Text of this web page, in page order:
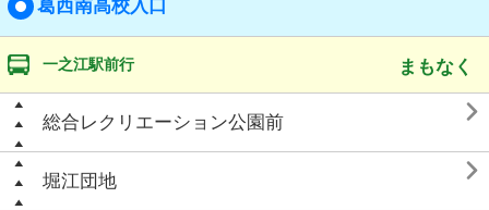
葛西南高校入口
一之江駅前行 まもなく
総合レクリエーション公園前 
堀江団地 